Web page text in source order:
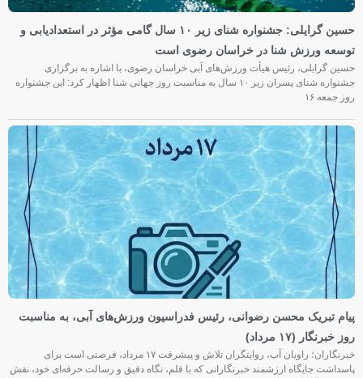
حسین گرایلی: جشنواره شنای زیر ۱۰ سال گامی مؤثر در استعدادیابی و
توسعه ورزش شنا در خراسان رضوی است
حسین گرایلی، رئیس هیأت ورزش‌های آبی خراسان رضوی، با اشاره به برگزاری
جشنواره شنای پسران زیر ۱۰ سال به مناسبت روز جهانی شنا اظهار کرد: این جشنواره
روز جمعه‌ ۱۶
پیام تبریک محسن رضوانی، رئیس فدراسیون ورزش‌های آبی، به مناسبت
روز خبرنگار (۱۷ مرداد)
خبرنگاران؛ راویان آب، روایتگران تلاش و پیشرفت ۱۷ مرداد، فرصتی است برای
پاسداشت جایگاه ارزشمند خبرنگارانی که با قلم، نگاه دقیق و رسالت حرفه‌ای خود، نقش